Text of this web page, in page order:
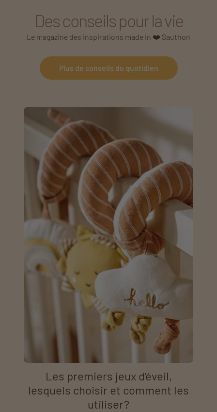
Des conseils pour la vie
Le magazine des inspirations made in ❤️ Sauthon
Plus de conseils du quotidien
Les premiers jeux d’éveil,
lesquels choisir et comment les
utiliser?